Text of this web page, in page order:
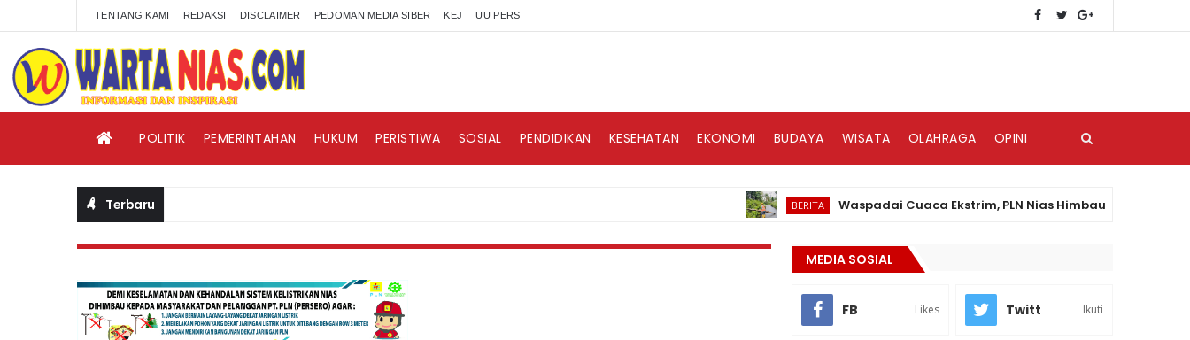
TENTANG KAMI REDAKSI DISCLAIMER PEDOMAN MEDIA SIBER KEJ UU PERS
POLITIK PEMERINTAHAN HUKUM PERISTIWA SOSIAL PENDIDIKAN KESEHATAN EKONOMI BUDAYA WISATA OLAHRAGA OPINI
Terbaru BERITA Waspadai Cuaca Ekstrim, PLN Nias Himbau Masyarakat
MEDIA SOSIAL
FB Likes Twitt Ikuti